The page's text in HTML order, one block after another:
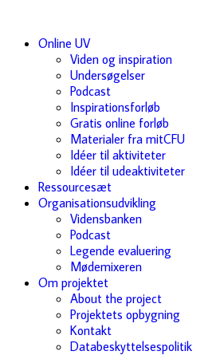
Online UV
Viden og inspiration
Undersøgelser
Podcast
Inspirationsforløb
Gratis online forløb
Materialer fra mitCFU
Idéer til aktiviteter
Idéer til udeaktiviteter
Ressourcesæt
Organisationsudvikling
Vidensbanken
Podcast
Legende evaluering
Mødemixeren
Om projektet
About the project
Projektets opbygning
Kontakt
Databeskyttelsespolitik